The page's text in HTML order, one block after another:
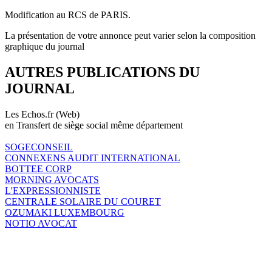
Modification au RCS de PARIS.
La présentation de votre annonce peut varier selon la composition
graphique du journal
AUTRES PUBLICATIONS DU
JOURNAL
Les Echos.fr (Web)
en Transfert de siège social même département
SOGECONSEIL
CONNEXENS AUDIT INTERNATIONAL
BOTTEE CORP
MORNING AVOCATS
L'EXPRESSIONNISTE
CENTRALE SOLAIRE DU COURET
OZUMAKI LUXEMBOURG
NOTIO AVOCAT